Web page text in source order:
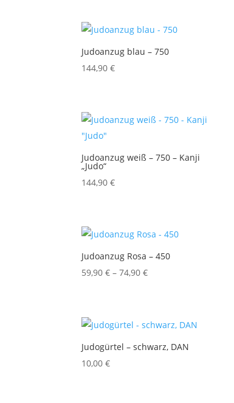
Judoanzug blau – 750
144,90€
Judoanzug weiß – 750 – Kanji
„Judo“
144,90€
Judoanzug Rosa – 450
59,90€ –74,90€Preisspanne:
74,90 €
Judogürtel – schwarz, DAN
10,00€